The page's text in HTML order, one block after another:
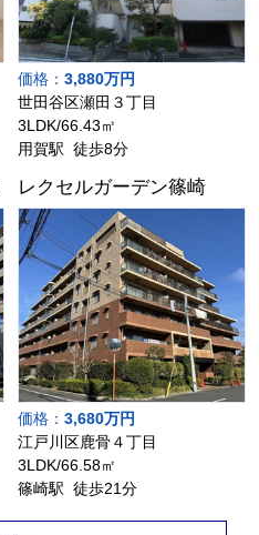
価格： 3,880万円
世田谷区瀬田３丁目
3LDK/66.43㎡
用賀駅 徒歩8分
レクセルガーデン篠崎
価格： 3,680万円
江戸川区鹿骨４丁目
3LDK/66.58㎡
篠崎駅 徒歩21分